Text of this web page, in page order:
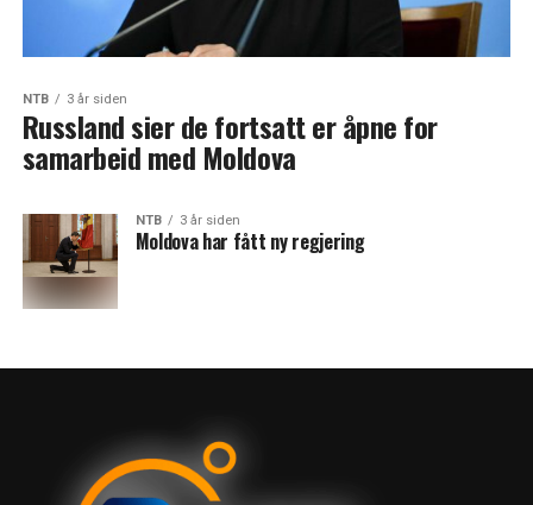
NTB 3 år siden
Russland sier de fortsatt er åpne for
samarbeid med Moldova
NTB 3 år siden
Moldova har fått ny regjering